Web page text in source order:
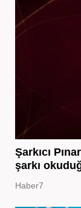
Şarkıcı
şarkı
Haber7